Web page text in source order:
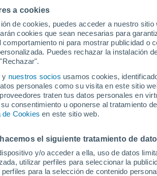
a cookies
de cookies, puedes acceder a nuestro
cookies que sean necesarias para
ni para mostrar publicidad o
Puedes rechazar la instalación
y nuestros socios usamos cookies,
personales como su visita en este sitio
traten tus datos personales en
consentimiento u oponerse al tratamiento
de Cookies en este sitio web.
el siguiente tratamiento de
y/o acceder a ella, uso de datos
utilizar perfiles para seleccionar la
para la selección de contenido
22°
22°
22°
10°
Weert